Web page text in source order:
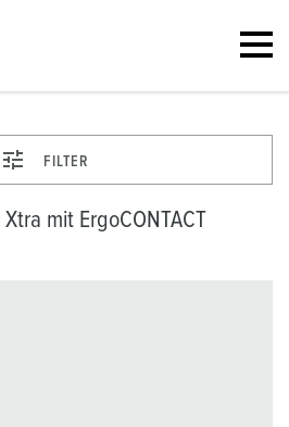
FILTER
mit ErgoCONTACT